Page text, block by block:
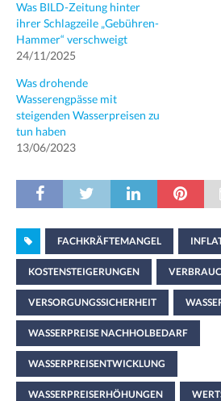
Was BILD-Zeitung hinter
ihrer Schlagzeile „Gebühren-
Hammer“ verschweigt
24/11/2025
Was drohende
Wasserengpässe mit
steigenden Wasserpreisen zu
tun haben
13/06/2023
FACHKRÄFTEMANGEL
KOSTENSTEIGERUNGEN
VERSORGUNGSSICHERHEIT
WASSERPREISE NACHHOLBEDARF
WASSERPREISENTWICKLUNG
WASSERPREISERHÖHUNGEN